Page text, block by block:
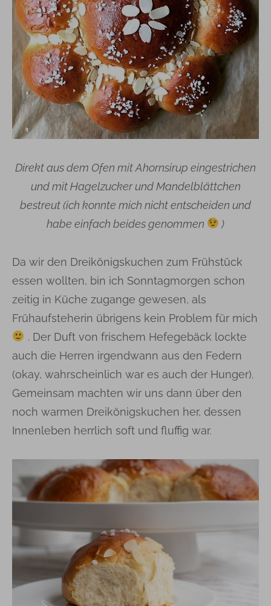
Direkt aus dem Ofen mit Ahornsirup eingestrichen
und mit Hagelzucker und Mandelblättchen
bestreut (ich konnte mich nicht entscheiden und
habe einfach beides genommen
)
Da wir den Dreikönigskuchen zum Frühstück
essen wollten, bin ich Sonntagmorgen schon
zeitig in Küche zugange gewesen, als
Frühaufsteherin übrigens kein Problem für mich
. Der Duft von frischem Hefegebäck lockte
auch die Herren irgendwann aus den Federn
(okay, wahrscheinlich war es auch der Hunger).
Gemeinsam machten wir uns dann über den
noch warmen Dreikönigskuchen her, dessen
Innenleben herrlich soft und fluffig war.